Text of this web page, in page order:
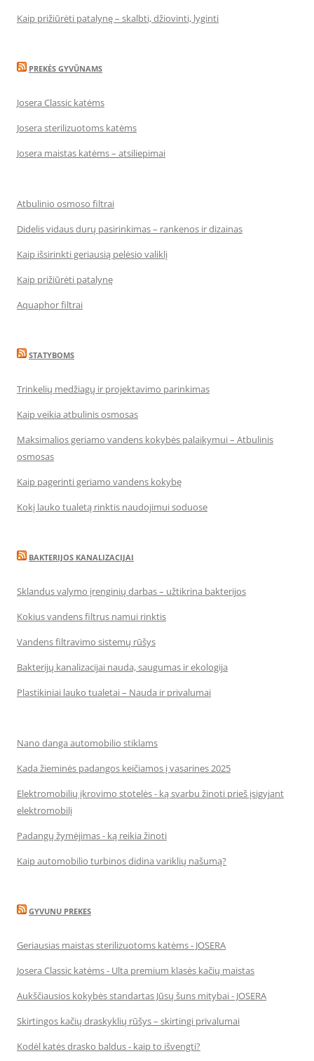
Kaip prižiūrėti patalynę – skalbti, džiovinti, lyginti
PREKĖS GYVŪNAMS
Josera Classic katėms
Josera sterilizuotoms katėms
Josera maistas katėms – atsiliepimai
Atbulinio osmoso filtrai
Didelis vidaus durų pasirinkimas – rankenos ir dizainas
Kaip išsirinkti geriausią pelėsio valiklį
Kaip prižiūrėti patalynę
Aquaphor filtrai
STATYBOMS
Trinkelių medžiagų ir projektavimo parinkimas
Kaip veikia atbulinis osmosas
Maksimalios geriamo vandens kokybės palaikymui – Atbulinis
osmosas
Kaip pagerinti geriamo vandens kokybę
Kokį lauko tualetą rinktis naudojimui soduose
BAKTERIJOS KANALIZACIJAI
Sklandus valymo įrenginių darbas – užtikrina bakterijos
Kokius vandens filtrus namui rinktis
Vandens filtravimo sistemų rūšys
Bakterijų kanalizacijai nauda, saugumas ir ekologija
Plastikiniai lauko tualetai – Nauda ir privalumai
Nano danga automobilio stiklams
Kada žieminės padangos keičiamos į vasarines 2025
Elektromobilių įkrovimo stotelės - ką svarbu žinoti prieš įsigyjant
elektromobilį
Padangų žymėjimas - ką reikia žinoti
Kaip automobilio turbinos didina variklių našumą?
GYVUNU PREKES
Geriausias maistas sterilizuotoms katėms - JOSERA
Josera Classic katėms - Ulta premium klasės kačių maistas
Aukščiausios kokybės standartas Jūsų šuns mitybai - JOSERA
Skirtingos kačių draskyklių rūšys – skirtingi privalumai
Kodėl katės drasko baldus - kaip to išvengti?